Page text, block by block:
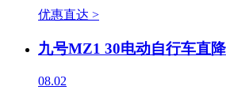
优惠直达 >
九号MZ1 30电动自行车直
08.02